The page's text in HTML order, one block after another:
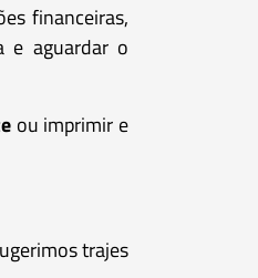
financeiras,
e aguardar o
ou imprimir e
trajes